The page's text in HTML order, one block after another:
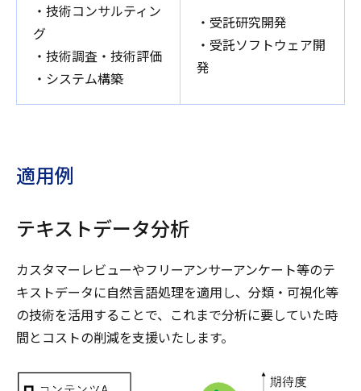
・技術コンサルティン
グ
・技術調査・技術評価
・システム構築
・受託研究開発
・受託ソフトウェア開
発
適用例
テキストデータ分析
カスタマーレビューやフリーアンサーアンケート等のテ
キストデータに自然言語処理を適用し、分類・可視化等
の技術を活用することで、これまで分析に要していた時
間とコストの削減を支援いたします。